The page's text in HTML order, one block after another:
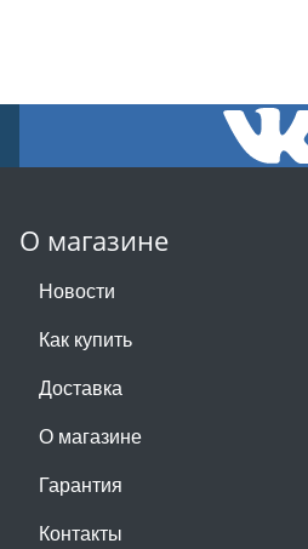
О магазине
Новости
Как купить
Доставка
О магазине
Гарантия
Контакты